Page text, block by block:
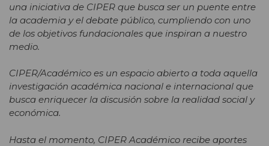
una iniciativa de CIPER que busca ser un puente entre
la academia y el debate público, cumpliendo con uno
de los objetivos fundacionales que inspiran a nuestro
medio.
CIPER/Académico es un espacio abierto a toda aquella
investigación académica nacional e internacional que
busca enriquecer la discusión sobre la realidad social y
económica.
Hasta el momento, CIPER Académico recibe aportes